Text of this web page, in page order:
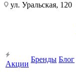
ул. Уральская, 120
Акции
Бренды Блог